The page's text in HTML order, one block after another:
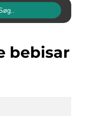
bebisar